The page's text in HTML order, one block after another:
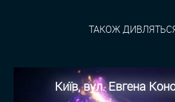
ТАКОЖ
Київ, вул. Евгена